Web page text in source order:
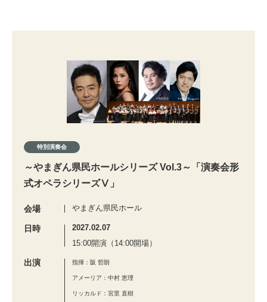
特別演奏会
～やまぎん県民ホールシリーズ Vol.3～「演奏会形
式オペラシリーズⅤ」
会場 やまぎん県民ホール
日時
2027.02.07
15:00開演（14:00開場）
出演 指揮：阪 哲朗
アメーリア：中村 恵理
リッカルド：宮里 直樹